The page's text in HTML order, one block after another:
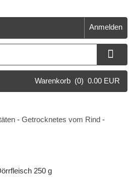
Anmelden
Warenkorb (0) 0.00 EUR
-Getrocknetes vom Rind -